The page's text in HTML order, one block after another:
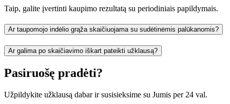
Taip, galite įvertinti kaupimo rezultatą su periodiniais papildymais.
Ar taupomojo indėlio grąža skaičiuojama su sudėtinėmis palūkanomis?
Ar galima po skaičiavimo iškart pateikti užklausą?
Pasiruošę pradėti?
Užpildykite užklausą dabar ir susisieksime su Jumis per 24 val.